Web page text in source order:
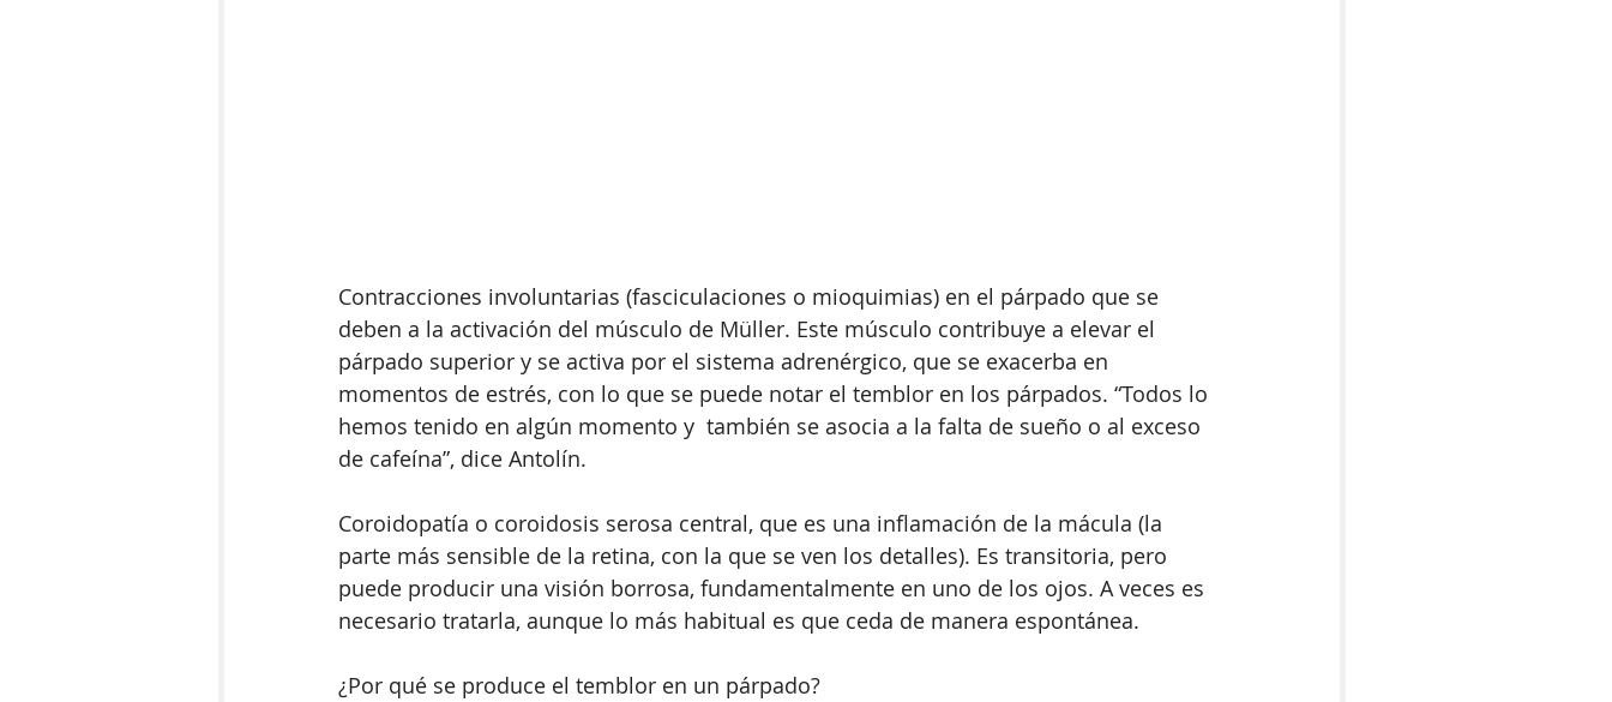
Contracciones involuntarias (fasciculaciones o mioquimias) en el párpado que se
deben a la activación del músculo de Müller. Este músculo contribuye a elevar el
párpado superior y se activa por el sistema adrenérgico, que se exacerba en
momentos de estrés, con lo que se puede notar el temblor en los párpados. “Todos lo
hemos tenido en algún momento y  también se asocia a la falta de sueño o al exceso
de cafeína”, dice Antolín.
Coroidopatía o coroidosis serosa central, que es una inflamación de la mácula (la
parte más sensible de la retina, con la que se ven los detalles). Es transitoria, pero
puede producir una visión borrosa, fundamentalmente en uno de los ojos. A veces es
necesario tratarla, aunque lo más habitual es que ceda de manera espontánea.
¿Por qué se produce el temblor en un párpado?